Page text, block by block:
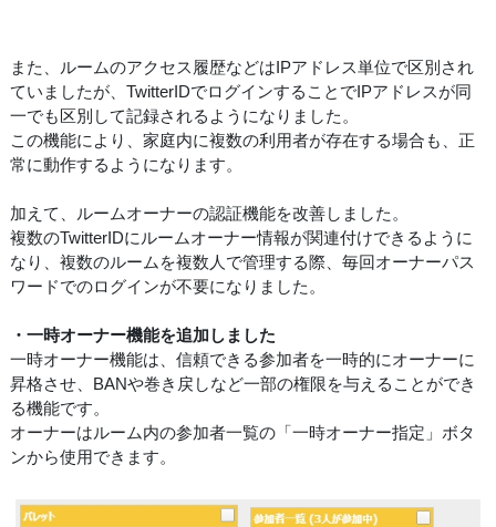
また、ルームのアクセス履歴などはIPアドレス単位で区別され
ていましたが、TwitterIDでログインすることでIPアドレスが同
一でも区別して記録されるようになりました。
この機能により、家庭内に複数の利用者が存在する場合も、正
常に動作するようになります。
加えて、ルームオーナーの認証機能を改善しました。
複数のTwitterIDにルームオーナー情報が関連付けできるように
なり、複数のルームを複数人で管理する際、毎回オーナーパス
ワードでのログインが不要になりました。
・一時オーナー機能を追加しました
一時オーナー機能は、信頼できる参加者を一時的にオーナーに
昇格させ、BANや巻き戻しなど一部の権限を与えることができ
る機能です。
オーナーはルーム内の参加者一覧の「一時オーナー指定」ボタ
ンから使用できます。